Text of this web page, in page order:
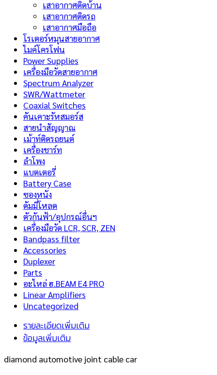
เสาอากาศติดบ้าน
เสาอากาศติดรถ
เสาอากาศมือถือ
โรเตอร์หมุนสายอากาศ
ไมค์โครโฟน
Power Supplies
เครื่องมือวัดสายอากาศ
Spectrum Analyzer
SWR/Wattmeter
Coaxial Switches
คันเคาะรัหสมอร์ส
สายนำสัญญาณ
เม้าท์ติดรถยนต์
เครื่องชาร์ท
ลำโพง
แบตเตอรี่
Battery Case
ซองหนัง
ดัมมี่โหลด
ตัวกันฟ้า/อุปกรณ์อื่นฯ
เครื่องมือวัด LCR, SCR, ZEN
Bandpass filter
Accessories
Duplexer
Parts
อะไหล่ ฮ.BEAM E4 PRO
Linear Amplifiers
Uncategorized
รายละเอียดเพิ่มเติม
ข้อมูลเพิ่มเติม
diamond automotive joint cable car